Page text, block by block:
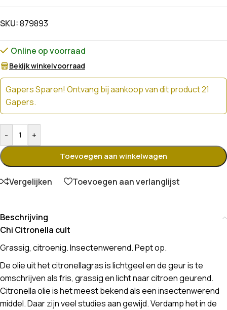
SKU:879893
Online op voorraad
Bekijk winkelvoorraad
Gapers Sparen! Ontvang bij aankoop van dit product 21
Gapers.
- +
Toevoegen aan winkelwagen
Vergelijken Toevoegen aan verlanglijst
Beschrijving
Chi Citronella cult
Grassig, citroenig. Insectenwerend. Pept op.
De olie uit het citronellagras is lichtgeel en de geur is te
omschrijven als fris, grassig en licht naar citroen geurend.
Citronella olie is het meest bekend als een insectenwerend
middel. Daar zijn veel studies aan gewijd. Verdamp het in de